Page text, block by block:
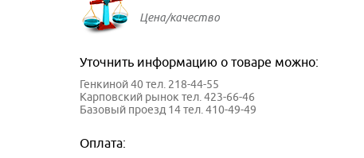
Цена/качество
Уточнить информацию о товаре можно:
Генкиной 40 тел. 218-44-55
Карповский рынок тел. 423-66-46
Базовый проезд 14 тел. 410-49-49
Оплата: